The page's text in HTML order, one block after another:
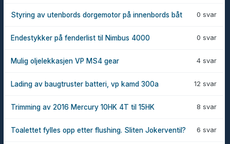
0 svar
Styring av utenbords dorgemotor på innenbords båt
0 svar
Endestykker på fenderlist til Nimbus 4000
4 svar
Mulig oljelekkasjen VP MS4 gear
12 svar
Lading av baugtruster batteri, vp kamd 300a
8 svar
Trimming av 2016 Mercury 10HK 4T til 15HK
6 svar
Toalettet fylles opp etter flushing. Sliten Jokerventil?